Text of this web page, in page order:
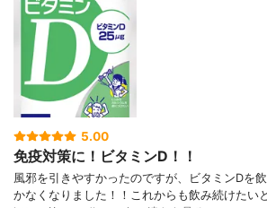
5.00
免疫対策に！ビタミンD！！
風邪を引きやすかったのですが、ビタミンDを
かなくなりました！！これからも飲み続けたい